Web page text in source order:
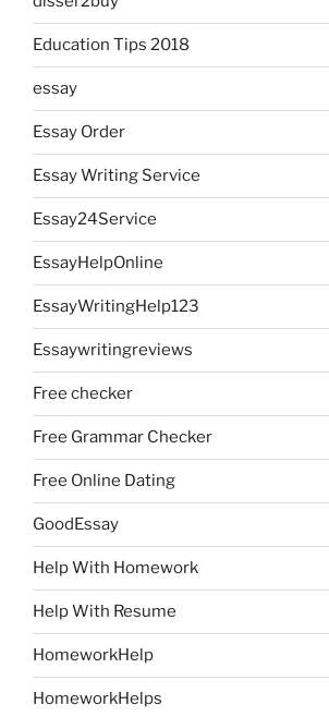
Education Tips 2018
essay
Essay Order
Essay Writing Service
Essay24Service
EssayHelpOnline
EssayWritingHelp123
Essaywritingreviews
Free checker
Free Grammar Checker
Free Online Dating
GoodEssay
Help With Homework
Help With Resume
HomeworkHelp
HomeworkHelps